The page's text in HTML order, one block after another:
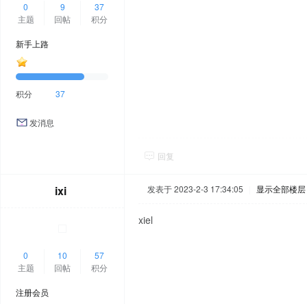
0
主题
9
回帖
37
积分
新手上路
积分 37
发消息
回复
ixi
0
主题
10
回帖
57
积分
注册会员
发表于 2023-2-3 17:34:05 显示全部楼层
xiel